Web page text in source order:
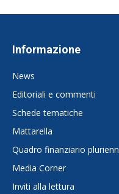
Informazione
News
Editoriali e commenti
Schede tematiche
Mattarella
Quadro finanziario
Media Corner
Inviti alla lettura